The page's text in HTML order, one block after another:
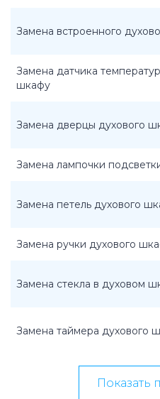
Замена встроенного
Замена датчика
шкафу
Замена дверцы духового
Замена лампочки
Замена петель духового
Замена ручки духового
Замена стекла в духовом
Замена таймера духового
Показать